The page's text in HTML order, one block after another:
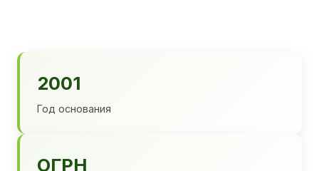
2001
Год основания
ОГРН